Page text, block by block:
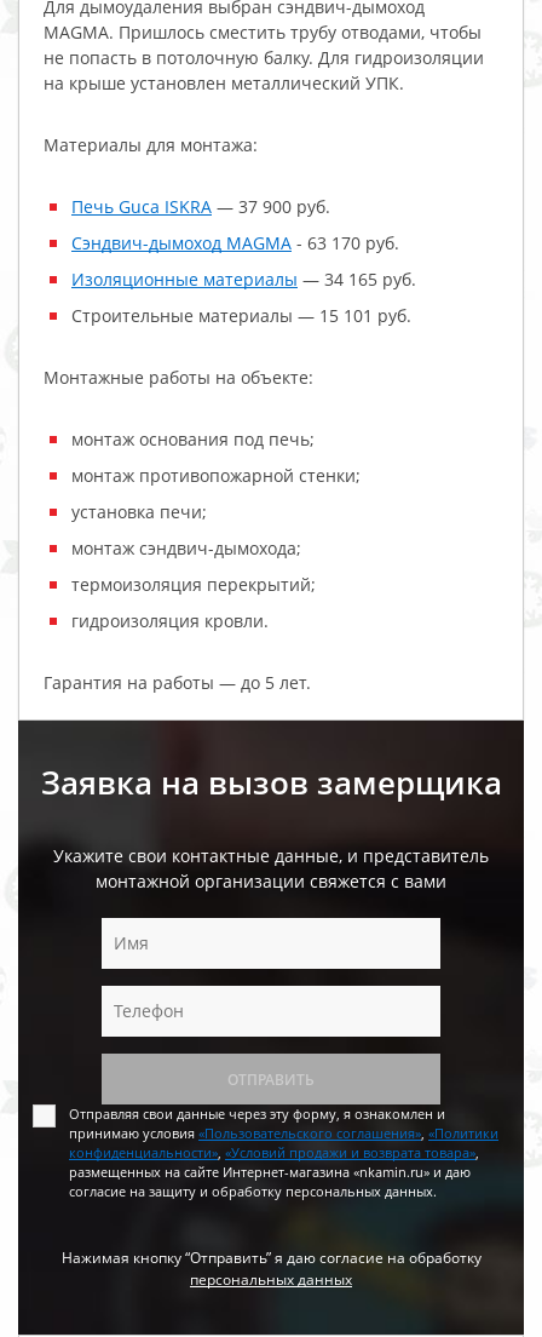
Для дымоудаления выбран сэндвич-дымоход
MAGMA. Пришлось сместить трубу отводами, чтобы
не попасть в потолочную балку. Для гидроизоляции
на крыше установлен металлический УПК.
Материалы для монтажа:
Печь Guca ISKRA — 37 900 руб.
Сэндвич-дымоход MAGMA - 63 170 руб.
Изоляционные материалы — 34 165 руб.
Строительные материалы — 15 101 руб.
Монтажные работы на объекте:
монтаж основания под печь;
монтаж противопожарной стенки;
установка печи;
монтаж сэндвич-дымохода;
термоизоляция перекрытий;
гидроизоляция кровли.
Гарантия на работы — до 5 лет.
Заявка на вызов замерщика
Укажите свои контактные данные, и представитель
монтажной организации свяжется с вами
ОТПРАВИТЬ
Отправляя свои данные через эту форму, я ознакомлен и
принимаю условия «Пользовательского соглашения» «Политики
конфиденциальности» «Условий продажи и возврата товара»
размещенных на сайте Интернет-магазина «nkamin.ru» и даю
согласие на защиту и обработку персональных данных.
Нажимая кнопку “Отправить” я даю согласие на обработку
персональных данных